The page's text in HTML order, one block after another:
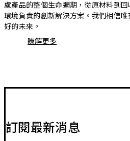
慮產品的整個生命週期，從原材料到
環境負責的創新解決方案。我們相信
好的未來。
瞭解更多
訂閱最新消息